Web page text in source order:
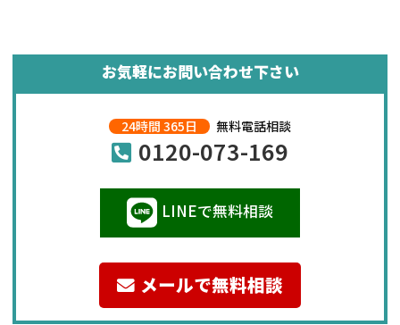
お気軽にお問い合わせ下さい
24時間 365日 無料電話相談
0120-073-169
LINEで無料相談
メールで無料相談